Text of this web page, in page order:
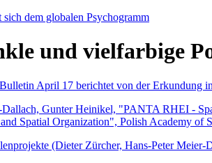
dem globalen Psychogramm
und vielfarbige
April 17 berichtet von der Erkundung
Gunter Heinikel, "PANTA RHEI -
Spatial Organization", Polish Academy of
(Dieter Zürcher, Hans-Peter